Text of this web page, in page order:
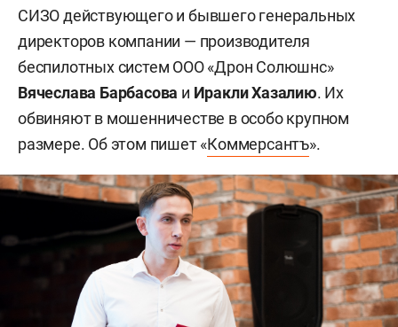
СИЗО действующего и бывшего генеральных
директоров компании — производителя
беспилотных систем ООО «Дрон Солюшнс»
Вячеслава Барбасова и Иракли Хазалию. Их
обвиняют в мошенничестве в особо крупном
размере. Об этом пишет «Коммерсантъ».